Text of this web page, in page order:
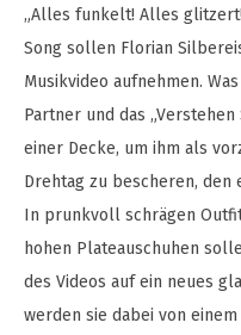
„Alles funkelt! Alles
Song sollen Florian
Musikvideo aufnehmen.
Partner und das
einer Decke, um ihm als
Drehtag zu bescheren,
In prunkvoll schrägen
hohen Plateauschuhen
des Videos auf ein neues
werden sie dabei von